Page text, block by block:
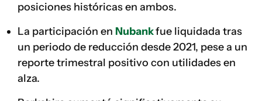
posiciones históricas en ambos.
La participación en Nubankfue liquidada tras
un periodo de reducción desde 2021, pese a un
reporte trimestral positivo con utilidades en
alza.